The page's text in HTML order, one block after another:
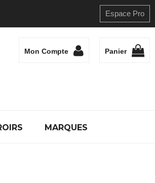
Espace Pro
Mon Compte Panier
MARQUES